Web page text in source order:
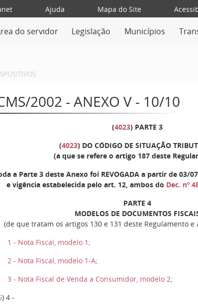
Ajuda Mapa do Site
do servidor Legislação Municípios
2002 - ANEXO V - 10/10
(4023) PARTE 3
(4023) DO CÓDIGO DE SITUAÇÃO
(a que se refere o artigo 187 deste
a Parte 3 deste Anexo foi REVOGADA a partir de 03/
e vigência estabelecida pelo art. 12, ambos do Dec. nº
PARTE 4
MODELOS DE DOCUMENTOS
(de que tratam os artigos 130 e 131 deste Regulamento e
1 - Nota Fiscal, modelo 1;
2 - Nota Fiscal, modelo 1-A;
3 - Nota Fiscal de Venda a Consumidor, modelo 2;
) 4 -